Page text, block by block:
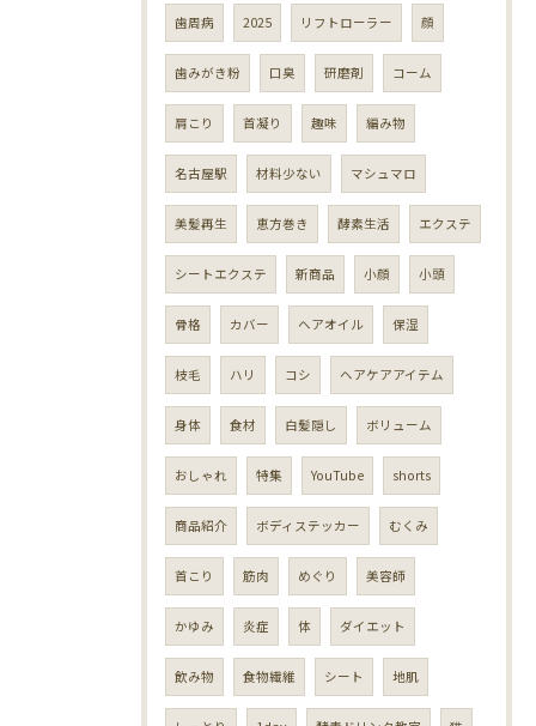
歯周病 2025 リフトローラー 顔
歯みがき粉 口臭 研磨剤 コーム
肩こり 首凝り 趣味 編み物
名古屋駅 材料少ない マシュマロ
美髪再生 恵方巻き 酵素生活 エクステ
シートエクステ 新商品 小顔 小頭
骨格 カバー ヘアオイル 保湿
枝毛 ハリ コシ ヘアケアアイテム
身体 食材 白髪隠し ボリューム
おしゃれ 特集 YouTube shorts
商品紹介 ボディステッカー むくみ
首こり 筋肉 めぐり 美容師
かゆみ 炎症 体 ダイエット
飲み物 食物繊維 シート 地肌